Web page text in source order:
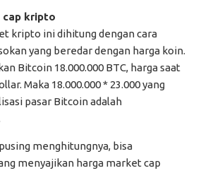
cap kripto
kripto ini dihitung dengan cara
yang beredar dengan harga koin.
Bitcoin 18.000.000 BTC, harga saat
Maka 18.000.000 * 23.000 yang
pasar Bitcoin adalah
menghitungnya, bisa
menyajikan harga market cap